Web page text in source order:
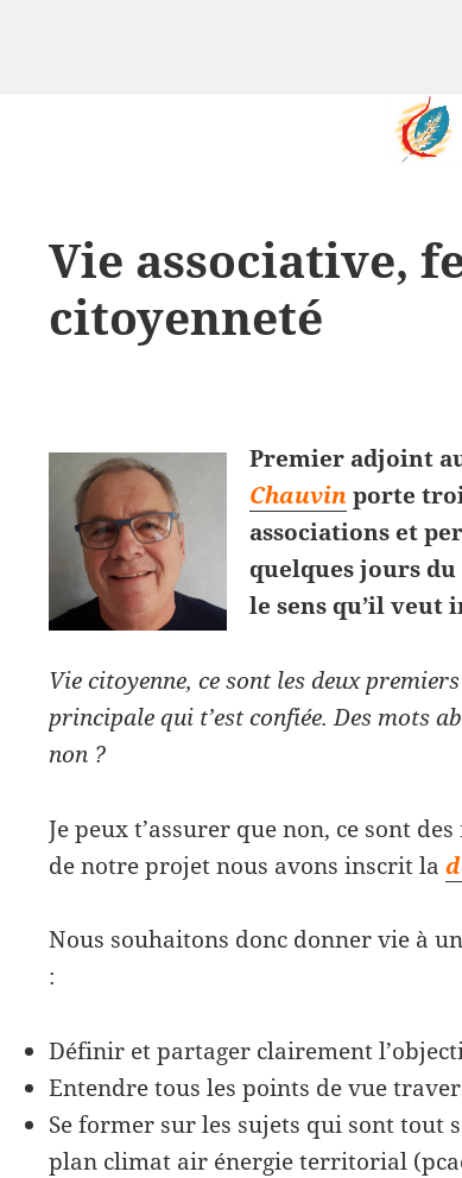
Vie associative,
citoyenneté
Premier adjoint
Chauvinporte
associations et
quelques jours
le sens qu’il veut
Vie citoyenne, ce sont les deux
principale qui t’est confiée. Des mots
non ?
Je peux t’assurer que non, ce sont
de notre projet nous avons inscrit la
Nous souhaitons donc donner vie à
:
Définir et partager clairement
Entendre tous les points de vue
Se former sur les sujets qui sont tout
plan climat air énergie territorial